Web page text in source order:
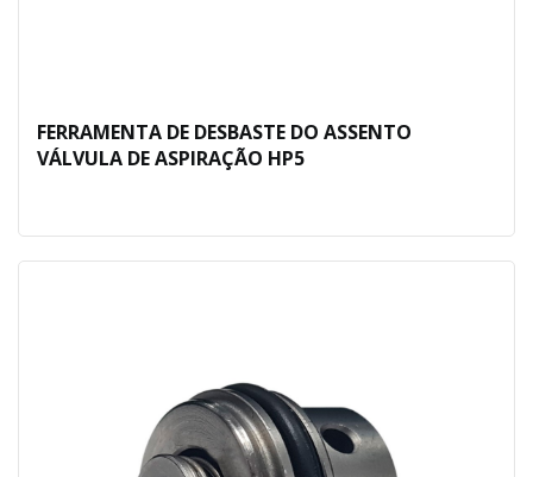
FERRAMENTA DE DESBASTE DO ASSENTO
VÁLVULA DE ASPIRAÇÃO HP5